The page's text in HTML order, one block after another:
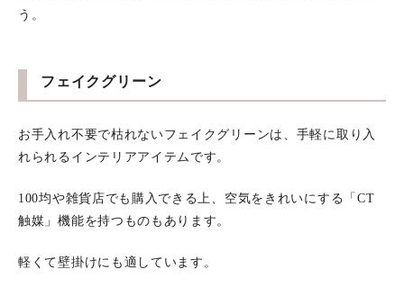
う。
フェイクグリーン
お手入れ不要で枯れないフェイクグリーンは、手軽に取り入
れられるインテリアアイテムです。
100均や雑貨店でも購入できる上、空気をきれいにする「CT
触媒」機能を持つものもあります。
軽くて壁掛けにも適しています。